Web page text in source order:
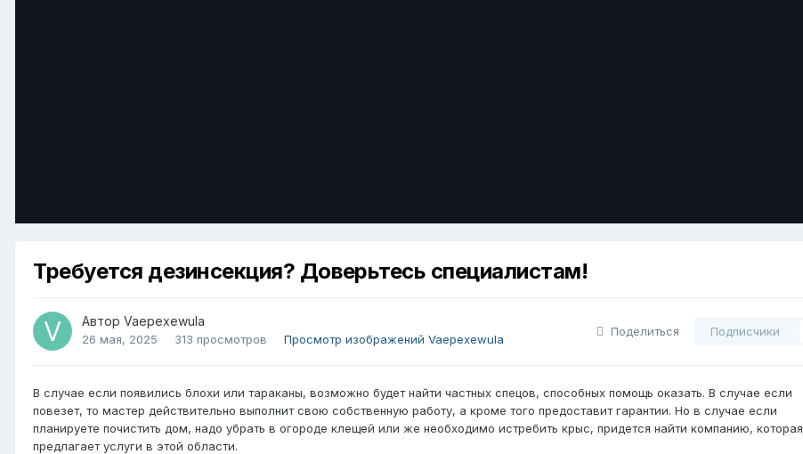
Требуется дезинсекция? Доверьтесь специалистам!
Автор Vaepexewula
26 мая, 2025 313 просмотров Просмотр изображений Vaepexewula
Поделиться Подписчики
В случае если появились блохи или тараканы, возможно будет найти частных спецов, способных помощь оказать. В случае если
повезет, то мастер действительно выполнит свою собственную работу, а кроме того предоставит гарантии. Но в случае если
планируете почистить дом, надо убрать в огороде клещей или же необходимо истребить крыс, придется найти компанию, которая
предлагает услуги в этой области.